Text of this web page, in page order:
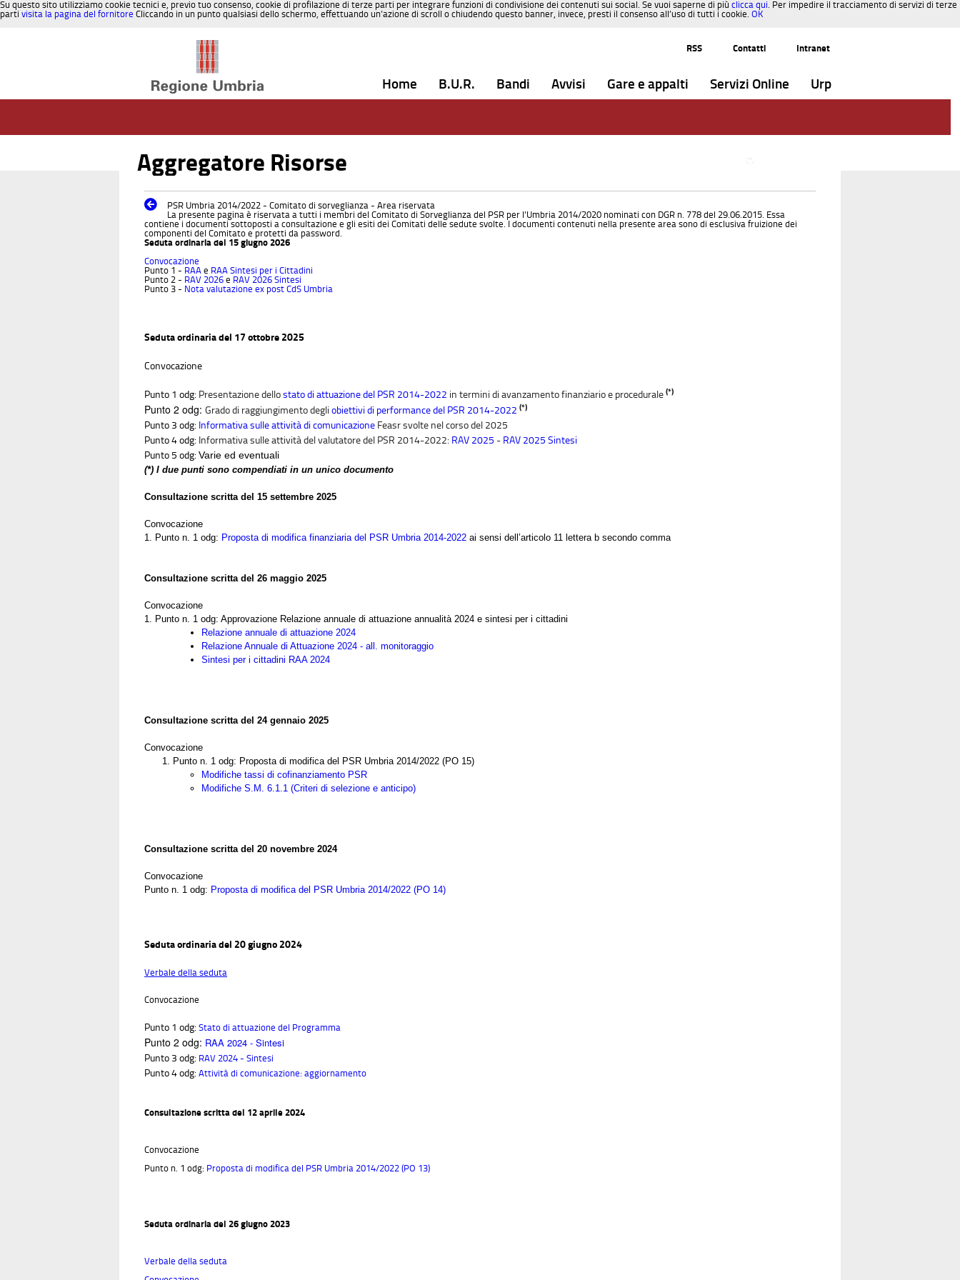
Su questo sito utilizziamo cookie tecnici e, previo tuo consenso, cookie di profilazione di terze parti per integrare funzioni di condivisione dei contenuti sui social. Se vuoi saperne di più clicca qui. Per impedire il tracciamento di servizi di terze
parti visita la pagina del fornitore Cliccando in un punto qualsiasi dello schermo, effettuando un’azione di scroll o chiudendo questo banner, invece, presti il consenso all’uso di tutti i cookie. OK
RSS
Contatti Intranet
Home B.U.R. Bandi Avvisi Gare e appalti Servizi Online Urp
Aggregatore Risorse
PSR Umbria 2014/2022 - Comitato di sorveglianza - Area riservata
La presente pagina è riservata a tutti i membri del Comitato di Sorveglianza del PSR per l'Umbria 2014/2020 nominati con DGR n. 778 del 29.06.2015. Essa
contiene i documenti sottoposti a consultazione e gli esiti dei Comitati delle sedute svolte. I documenti contenuti nella presente area sono di esclusiva fruizione dei
componenti del Comitato e protetti da password.
Seduta ordinaria del 15 giugno 2026
Convocazione
Punto 1 - RAA e RAA Sintesi per i Cittadini
Punto 2 - RAV 2026 e RAV 2026 Sintesi
Punto 3 - Nota valutazione ex post CdS Umbria
Seduta ordinaria del 17 ottobre 2025
Convocazione
Punto 1 odg: Presentazione dellostato di attuazione del PSR 2014-2022 in termini di avanzamento finanziario e procedurale (*)
Punto 2 odg: Grado di raggiungimento degli obiettivi di performance del PSR 2014-2022 (*)
Punto 3 odg: Informativa sulle attività di comunicazione Feasr svolte nel corso del 2025
Punto 4 odg: Informativa sulle attività del valutatore del PSR 2014-2022: RAV 2025 - RAV 2025 Sintesi
Punto 5 odg: Varie ed eventuali
(*) I due punti sono compendiati in un unico documento
Consultazione scritta del 15 settembre 2025
Convocazione
1. Punto n. 1 odg: Proposta di modifica finanziaria del PSR Umbria 2014-2022 ai sensi dell’articolo 11 lettera b secondo comma
Consultazione scritta del 26 maggio 2025
Convocazione
1. Punto n. 1 odg: Approvazione Relazione annuale di attuazione annualità 2024 e sintesi per i cittadini
Relazione annuale di attuazione 2024
Relazione Annuale di Attuazione 2024 - all. monitoraggio
Sintesi per i cittadini RAA 2024
Consultazione scritta del 24 gennaio 2025
Convocazione
Punto n. 1 odg: Proposta di modifica del PSR Umbria 2014/2022 (PO 15)
Modifiche tassi di cofinanziamento PSR
Modifiche S.M. 6.1.1 (Criteri di selezione e anticipo)
Consultazione scritta del 20 novembre 2024
Convocazione
Punto n. 1 odg: Proposta di modifica del PSR Umbria 2014/2022 (PO 14)
Seduta ordinaria del 20 giugno 2024
Verbale della seduta
Convocazione
Punto 1 odg: Stato di attuazione del Programma
Punto 2 odg: RAA 2024 - Sintesi
Punto 3 odg: RAV 2024 - Sintesi
Punto 4 odg: Attività di comunicazione: aggiornamento
Consultazione scritta del 12 aprile 2024
Convocazione
Punto n. 1 odg: Proposta di modifica del PSR Umbria 2014/2022 (PO 13)
Seduta ordinaria del 26 giugno 2023
Verbale della seduta